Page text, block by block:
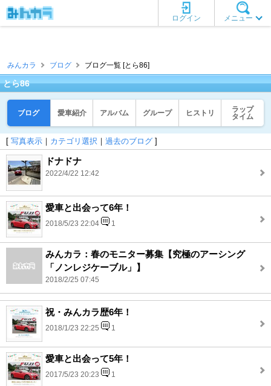
メニュー
ログイン
みんカラ ブログ ブログ一覧 [とら86]
とら86
ブログ 愛車紹介 アルバム グループ ヒストリ
ラップ
タイム
[ 写真表示 ｜ カテゴリ選択 ｜ 過去のブログ ]
ドナドナ
2022/4/22 12:42
愛車と出会って6年！
2018/5/23 22:04 1
みんカラ：春のモニター募集【究極のアーシング
「ノンレジケーブル」】
2018/2/25 07:45
祝・みんカラ歴6年！
2018/1/23 22:25 1
愛車と出会って5年！
2017/5/23 20:23 1